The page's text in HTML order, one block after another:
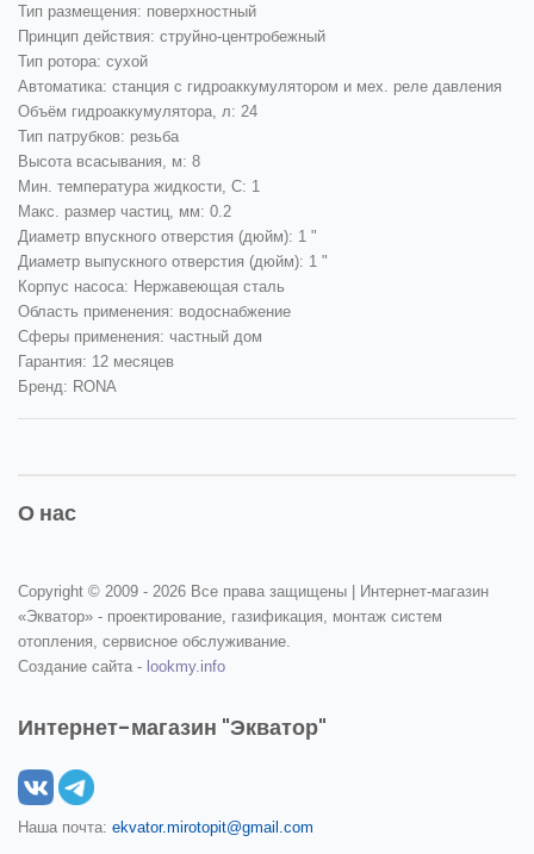
Тип размещения: поверхностный
Принцип действия: струйно-центробежный
Тип ротора: сухой
Автоматика: станция c гидроаккумулятором и мех. реле давления
Объём гидроаккумулятора, л: 24
Тип патрубков: резьба
Высота всасывания, м: 8
Мин. температура жидкости, С: 1
Макс. размер частиц, мм: 0.2
Диаметр впускного отверстия (дюйм): 1 "
Диаметр выпускного отверстия (дюйм): 1 "
Корпус насоса: Нержавеющая сталь
Область применения: водоснабжение
Сферы применения: частный дом
Гарантия: 12 месяцев
Бренд: RONA
О нас
Copyright © 2009 - 2026 Все права защищены | Интернет-магазин
«Экватор» - проектирование, газификация, монтаж систем
отопления, сервисное обслуживание.
Создание сайта - lookmy.info
Интернет-магазин "Экватор"
Наша почта: ekvator.mirotopit@gmail.com